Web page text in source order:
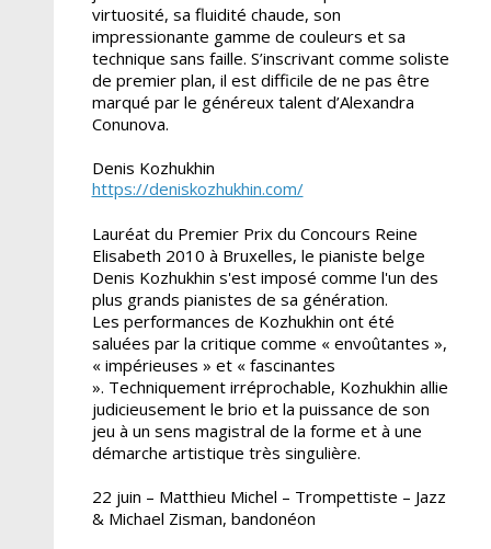
virtuosité, sa fluidité chaude, son
impressionante gamme de couleurs et sa
technique sans faille. S’inscrivant comme soliste
de premier plan, il est difficile de ne pas être
marqué par le généreux talent d’Alexandra
Conunova.
Denis Kozhukhin
https://deniskozhukhin.com/
Lauréat du Premier Prix du Concours Reine
Elisabeth 2010 à Bruxelles, le pianiste belge
Denis Kozhukhin s'est imposé comme l'un des
plus grands pianistes de sa génération.
Les performances de Kozhukhin ont été
saluées par la critique comme « envoûtantes »,
« impérieuses » et « fascinantes
». Techniquement irréprochable, Kozhukhin allie
judicieusement le brio et la puissance de son
jeu à un sens magistral de la forme et à une
démarche artistique très singulière.
22 juin – Matthieu Michel – Trompettiste – Jazz
& Michael Zisman, bandonéon